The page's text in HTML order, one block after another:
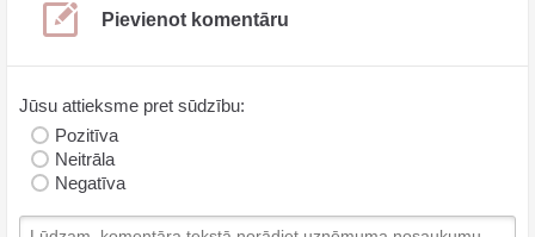
Pievienot komentāru
Jūsu attieksme pret sūdzību:
Pozitīva
Neitrāla
Negatīva